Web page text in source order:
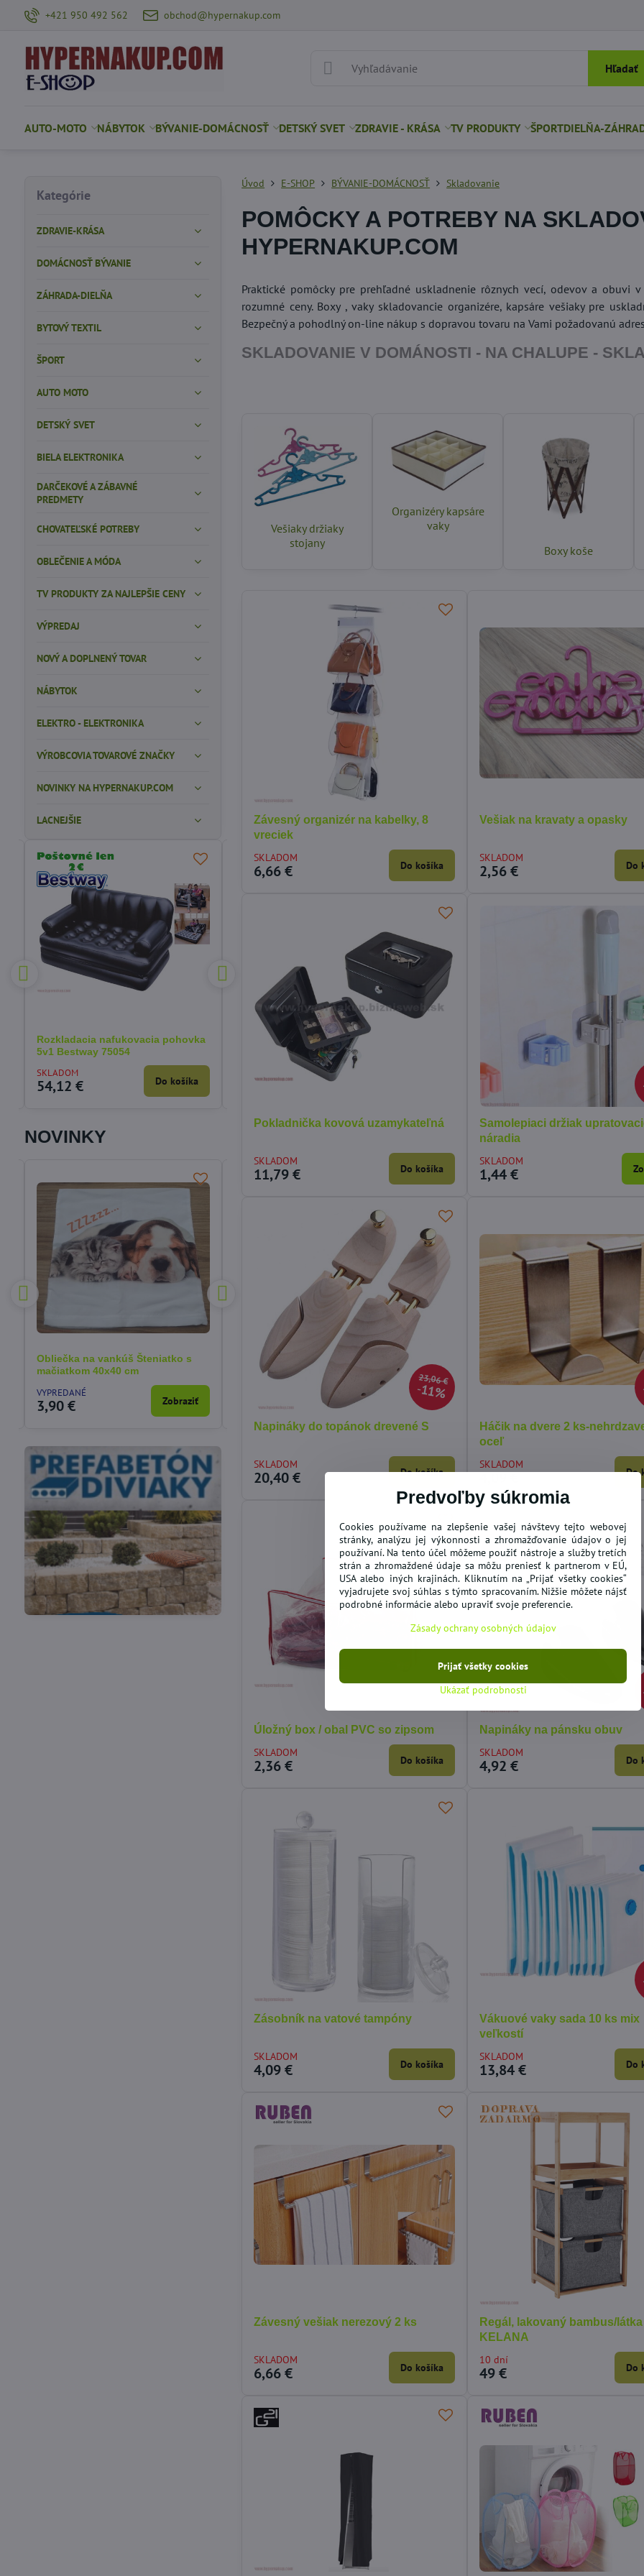
+421 950 492 562 obchod@hypernakup.com
Hľadať
AUTO-MOTO NÁBYTOK BÝVANIE-DOMÁCNOSŤ DETSKÝ SVET ZDRAVIE - KRÁSA TV PRODUKTY ŠPORTDIELŇA-
Úvod E-SHOP BÝVANIE-DOMÁCNOSŤ Skladovanie
POMÔCKY A POTREBY NA
HYPERNAKUP.COM
Praktické pomôcky pre prehľadné uskladnenie rôznych vecí, odevov a obuvi
rozumné ceny. Boxy , vaky skladovancie organizére, kapsáre vešiaky pre
Bezpečný a pohodlný on-line nákup s dopravou tovaru na Vami požadovanú
SKLADOVANIE V DOMÁNOSTI - NA CHALUPE -
Vešiaky držiaky
stojany
Organizéry kapsáre
vaky
Boxy koše
Závesný organizér na kabelky, 8
vreciek
SKLADOM
6,66 € Do košíka
Vešiak na kravaty a opasky
SKLADOM
2,56 € Do
Pokladnička kovová uzamykateľná
SKLADOM
11,79 € Do košíka
Samolepiaci držiak
náradia
SKLADOM
1,44 €
23,06 €
11%
Napináky do topánok drevené S
SKLADOM
20,40 € Do košíka
Háčik na dvere 2 ks-
oceľ
SKLADOM
4,09 € Do
Úložný box / obal PVC so zipsom
SKLADOM
2,36 € Do košíka
Napináky na pánsku obuv
SKLADOM
4,92 € Do
Zásobník na vatové tampóny
SKLADOM
4,09 € Do košíka
Vákuové vaky sada 10 ks mix
veľkostí
SKLADOM
13,84 € Do
Závesný vešiak nerezový 2 ks
SKLADOM
6,66 € Do košíka
Regál, lakovaný bambus/
KELANA
10 dní
49 € Do
Kategórie
ZDRAVIE-KRÁSA
DOMÁCNOSŤ BÝVANIE
ZÁHRADA-DIELŇA
BYTOVÝ TEXTIL
ŠPORT
AUTO MOTO
DETSKÝ SVET
BIELA ELEKTRONIKA
DARČEKOVÉ A ZÁBAVNÉ
PREDMETY
CHOVATEĽSKÉ POTREBY
OBLEČENIE A MÓDA
TV PRODUKTY ZA NAJLEPŠIE CENY
VÝPREDAJ
NOVÝ A DOPLNENÝ TOVAR
NÁBYTOK
ELEKTRO - ELEKTRONIKA
VÝROBCOVIA TOVAROVÉ ZNAČKY
NOVINKY NA HYPERNAKUP.COM
LACNEJŠIE
Rozkladacia nafukovacia pohovka
5v1 Bestway 75054
SKLADOM
54,12 € Do košíka
20,40 €
78%
ODPORÚČAME
Korektor fixátor Hallux Valgus
deň/noc - 1/ks
4,31 €
Záhradný domček kovový GAH
NOVINKY
Obliečka na vankúš Šteniatko s
mačiatkom 40x40 cm
VYPREDANÉ
3,90 € Zobraziť
Obliečka na vankúš SPIDER-MANN
40x40 cm
3,90 € Do košíka
Detské obliečky PAW PATROL
záchranári 135x100 cm
SKLADOM
15,27 €
Vákuové skladovanie
potravín
Potreby pre cukrárov
Predvoľby súkromia
Cookies používame na zlepšenie vašej návštevy tejto webovej
stránky, analýzu jej výkonnosti a zhromažďovanie údajov o jej
používaní. Na tento účel môžeme použiť nástroje a služby tretích
strán a zhromaždené údaje sa môžu preniesť k partnerom v EÚ,
USA alebo iných krajinách. Kliknutím na „Prijať všetky cookies“
vyjadrujete svoj súhlas s týmto spracovaním. Nižšie môžete nájsť
podrobné informácie alebo upraviť svoje preferencie.
Zásady ochrany osobných údajov
Ukázať podrobnosti
Prijať všetky cookies